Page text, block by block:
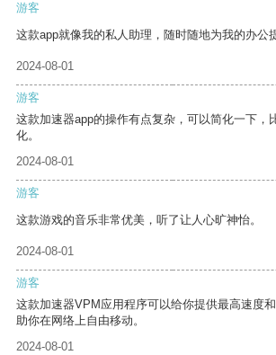
游客
这款app就像我的私人助理，随时随地为我的办公
2024-08-01
游客
这款加速器app的操作有点复杂，可以简化一下，
化。
2024-08-01
游客
这款游戏的音乐非常优美，听了让人心旷神怡。
2024-08-01
游客
这款加速器VPM应用程序可以给你提供最高速度
助你在网络上自由移动。
2024-08-01